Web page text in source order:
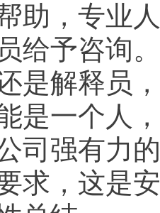
助，专业
给予咨询
是解释员
是一个人
司强有力
求，这是